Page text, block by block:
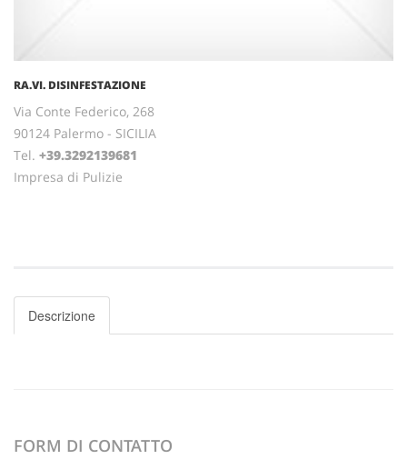
RA.VI. DISINFESTAZIONE
Via Conte Federico, 268
90124 Palermo - SICILIA
Tel. +39.3292139681
Impresa di Pulizie
Descrizione
FORM DI CONTATTO